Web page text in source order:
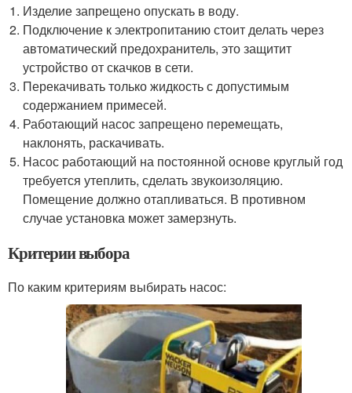
Изделие запрещено опускать в воду.
Подключение к электропитанию стоит делать через
автоматический предохранитель, это защитит
устройство от скачков в сети.
Перекачивать только жидкость с допустимым
содержанием примесей.
Работающий насос запрещено перемещать,
наклонять, раскачивать.
Насос работающий на постоянной основе круглый год
требуется утеплить, сделать звукоизоляцию.
Помещение должно отапливаться. В противном
случае установка может замерзнуть.
Критерии выбора
По каким критериям выбирать насос: